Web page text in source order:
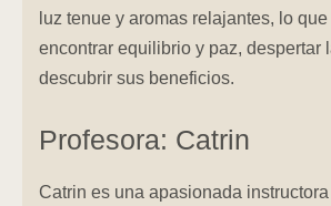
luz tenue y aromas relajantes, lo
encontrar equilibrio y paz, despertar
descubrir sus beneficios.
Profesora: Catrin
Catrin es una apasionada